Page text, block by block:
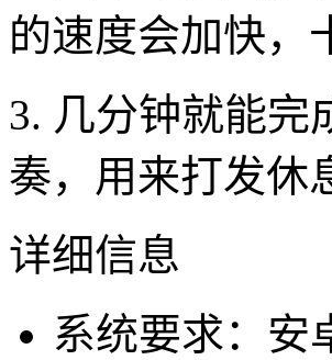
的速度会加快，
3. 几分钟就能完
奏，用来打发休
详细信息
系统要求：安